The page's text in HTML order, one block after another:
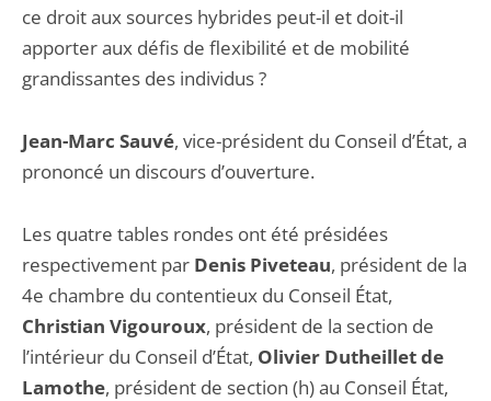
ce droit aux sources hybrides peut-il et doit-il
apporter aux défis de flexibilité et de mobilité
grandissantes des individus ?
Jean-Marc Sauvé, vice-président du Conseil d’État, a
prononcé un discours d’ouverture.
Les quatre tables rondes ont été présidées
respectivement par Denis Piveteau, président de la
4e chambre du contentieux du Conseil État,
Christian Vigouroux, président de la section de
l’intérieur du Conseil d’État, Olivier Dutheillet de
Lamothe, président de section (h) au Conseil État,